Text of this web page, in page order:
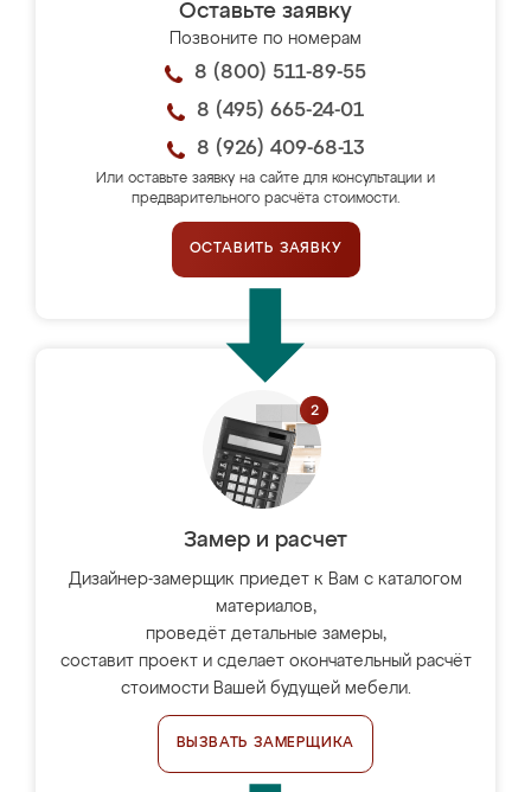
Оставьте заявку
Позвоните по номерам
8 (800) 511-89-55
8 (495) 665-24-01
8 (926) 409-68-13
Или оставьте заявку на сайте для консультации и
предварительного расчёта стоимости.
ОСТАВИТЬ ЗАЯВКУ
Замер и расчет
Дизайнер-замерщик приедет к Вам с каталогом
материалов,
проведёт детальные замеры,
составит проект и сделает окончательный расчёт
стоимости Вашей будущей мебели.
ВЫЗВАТЬ ЗАМЕРЩИКА